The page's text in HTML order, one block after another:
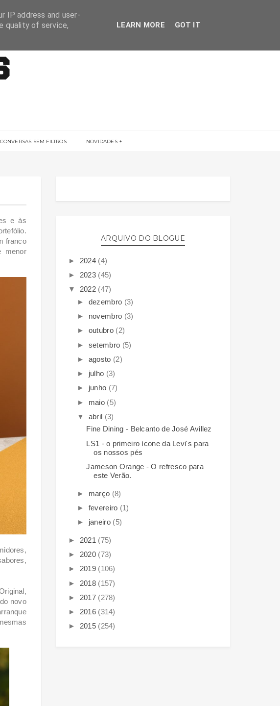
CONVERSAS SEM FILTROS NOVIDADES
e às
franco
menor
novo
ARQUIVO DO BLOGUE
► 2024 (4)
► 2023 (45)
▼ 2022 (47)
► dezembro (3)
► novembro (3)
► outubro (2)
► setembro (5)
► agosto (2)
► julho (3)
► junho (7)
► maio (5)
▼ abril (3)
Fine Dining - Belcanto de José Avillez
LS1 - o primeiro ícone da Levi's para
os nossos pés
Jameson Orange - O refresco para
este Verão.
► março (8)
► fevereiro (1)
► janeiro (5)
► 2021 (75)
► 2020 (73)
► 2019 (106)
► 2018 (157)
► 2017 (278)
► 2016 (314)
► 2015 (254)
IP address and user-
quality of service,
LEARN MORE GOT IT